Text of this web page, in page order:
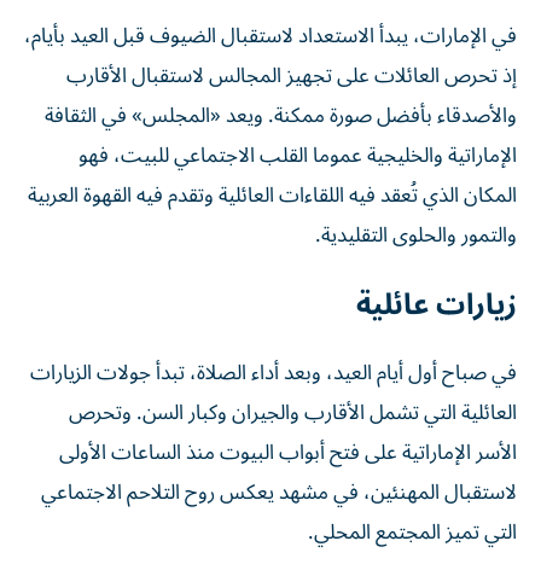
في الإمارات، يبدأ الاستعداد لاستقبال الضيوف قبل العيد بأيام،
إذ تحرص العائلات على تجهيز المجالس لاستقبال الأقارب
والأصدقاء بأفضل صورة ممكنة. ويعد «المجلس» في الثقافة
الإماراتية والخليجية عموما القلب الاجتماعي للبيت، فهو
المكان الذي تُعقد فيه اللقاءات العائلية وتقدم فيه القهوة العربية
والتمور والحلوى التقليدية.
زيارات عائلية
في صباح أول أيام العيد، وبعد أداء الصلاة، تبدأ جولات الزيارات
العائلية التي تشمل الأقارب والجيران وكبار السن. وتحرص
الأسر الإماراتية على فتح أبواب البيوت منذ الساعات الأولى
لاستقبال المهنئين، في مشهد يعكس روح التلاحم الاجتماعي
التي تميز المجتمع المحلي.